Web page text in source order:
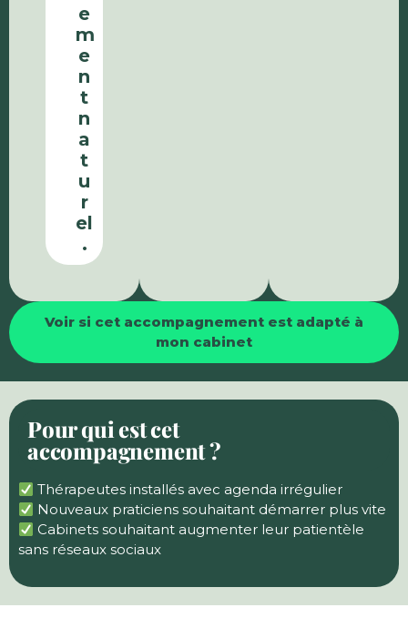
e
m
e
n
t
n
a
t
u
r
el
.
Voir si cet accompagnement est adapté à
mon cabinet
Pour qui est cet
accompagnement ?
Thérapeutes installés avec agenda irrégulier
Nouveaux praticiens souhaitant démarrer plus vite
Cabinets souhaitant augmenter leur patientèle
sans réseaux sociaux